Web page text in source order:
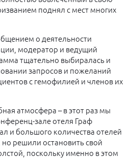
поднял с мест многих
о деятельности
модератор и ведущий
тщательно выбиралась и
запросов и пожеланий
с гемофилией и членов их
атмосфера – в этот раз мы
зале отеля Граф
и большого количества отелей
решили остановить свой
поскольку именно в этом